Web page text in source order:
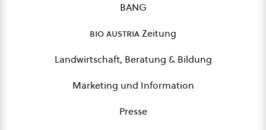
BANG
bio austriaZeitung
Landwirtschaft, Beratung & Bildung
Marketing und Information
Presse